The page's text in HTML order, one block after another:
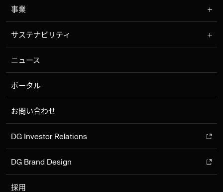
事業
サステナビリティ
ニュース
ポータル
お問い合わせ
DG Investor Relations
DG Brand Design
採用